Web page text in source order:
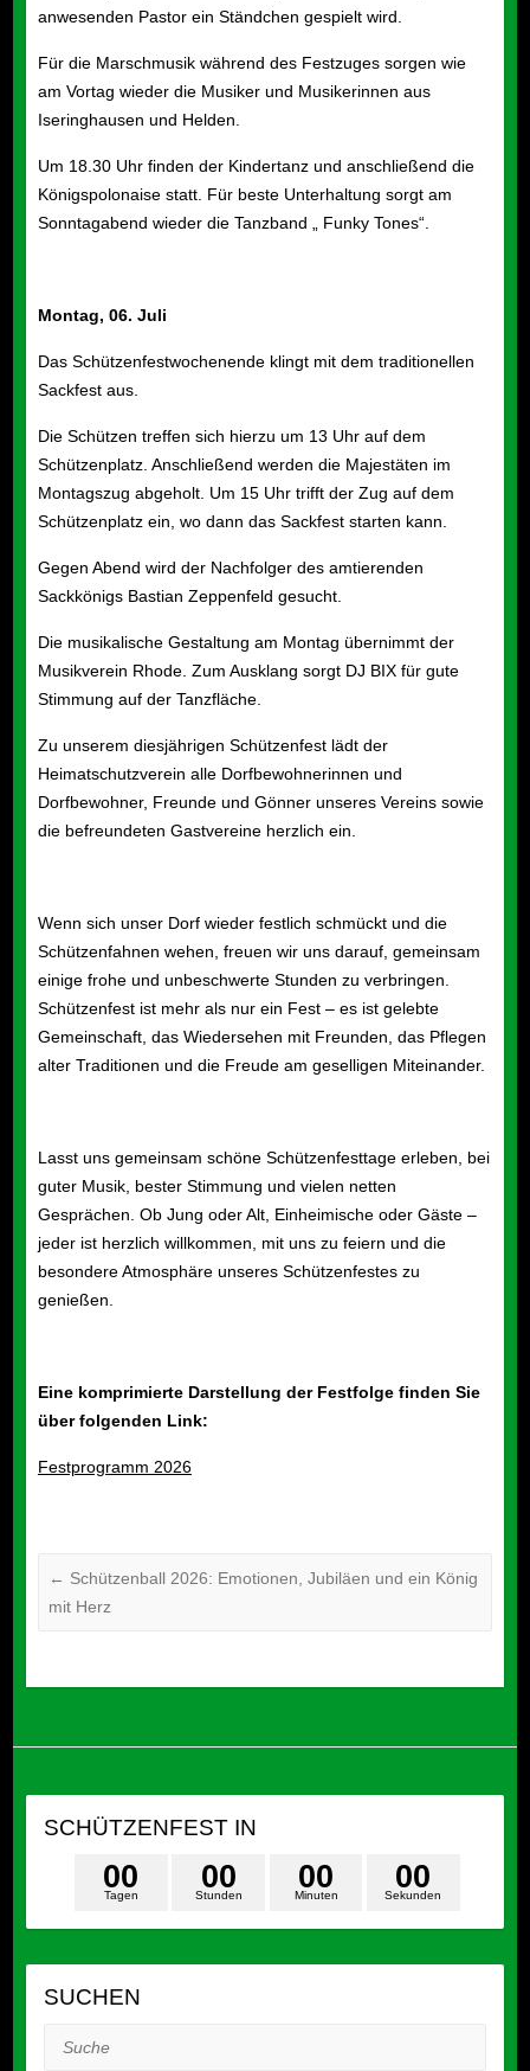
anwesenden Pastor ein Ständchen gespielt wird.
Für die Marschmusik während des Festzuges sorgen wie
am Vortag wieder die Musiker und Musikerinnen aus
Iseringhausen und Helden.
Um 18.30 Uhr finden der Kindertanz und anschließend die
Königspolonaise statt. Für beste Unterhaltung sorgt am
Sonntagabend wieder die Tanzband „ Funky Tones“.
Montag, 06. Juli
Das Schützenfestwochenende klingt mit dem traditionellen
Sackfest aus.
Die Schützen treffen sich hierzu um 13 Uhr auf dem
Schützenplatz. Anschließend werden die Majestäten im
Montagszug abgeholt. Um 15 Uhr trifft der Zug auf dem
Schützenplatz ein, wo dann das Sackfest starten kann.
Gegen Abend wird der Nachfolger des amtierenden
Sackkönigs Bastian Zeppenfeld gesucht.
Die musikalische Gestaltung am Montag übernimmt der
Musikverein Rhode. Zum Ausklang sorgt DJ BIXfür gute
Stimmung auf der Tanzfläche.
Zu unserem diesjährigen Schützenfest lädt der
Heimatschutzverein alle Dorfbewohnerinnen und
Dorfbewohner, Freunde und Gönner unseres Vereins sowie
die befreundeten Gastvereine herzlich ein.
Wenn sich unser Dorf wieder festlich schmückt und die
Schützenfahnen wehen, freuen wir uns darauf, gemeinsam
einige frohe und unbeschwerte Stunden zu verbringen.
Schützenfest ist mehr als nur ein Fest – es ist gelebte
Gemeinschaft, das Wiedersehen mit Freunden, das Pflegen
alter Traditionen und die Freude am geselligen Miteinander.
Lasst uns gemeinsam schöne Schützenfesttage erleben, bei
guter Musik, bester Stimmung und vielen netten
Gesprächen. Ob Jung oder Alt, Einheimische oder Gäste –
jeder ist herzlich willkommen, mit uns zu feiern und die
besondere Atmosphäre unseres Schützenfestes zu
genießen.
Eine komprimierte Darstellung der Festfolge finden Sie
über folgenden Link:
Festprogramm 2026
← Schützenball 2026: Emotionen, Jubiläen und ein König
mit Herz
SCHÜTZENFEST IN
Tagen
00
Stunden
00
Minuten
00
Sekunden
00
SUCHEN
Suche